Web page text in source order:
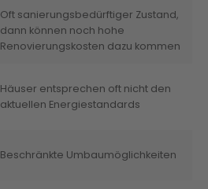
Oft sanierungsbedürftiger Zustand,
dann können noch hohe
Renovierungskosten dazu kommen
Häuser entsprechen oft nicht den
aktuellen Energiestandards
Beschränkte Umbaumöglichkeiten